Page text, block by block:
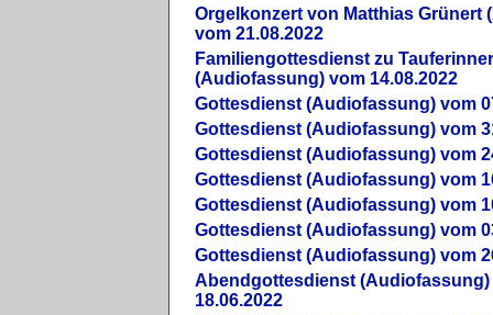
Orgelkonzert von Matthias Grünert
vom 21.08.2022
Familiengottesdienst zu
(Audiofassung) vom 14.08.2022
Gottesdienst (Audiofassung) vom
Gottesdienst (Audiofassung) vom
Gottesdienst (Audiofassung) vom
Gottesdienst (Audiofassung) vom
Gottesdienst (Audiofassung) vom
Gottesdienst (Audiofassung) vom
Gottesdienst (Audiofassung) vom
Abendgottesdienst (Audiofassung)
18.06.2022